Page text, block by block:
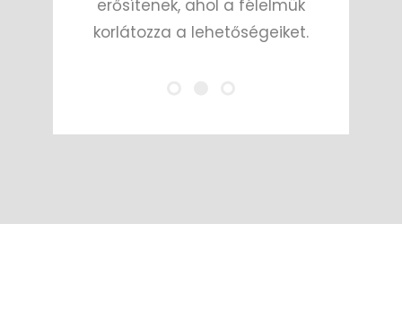
erősítenek, ahol a félelmük
korlátozza a lehetőségeiket.